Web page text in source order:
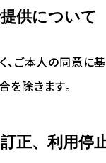
供について
、ご本人の同意に
を除きます。
正、利用停